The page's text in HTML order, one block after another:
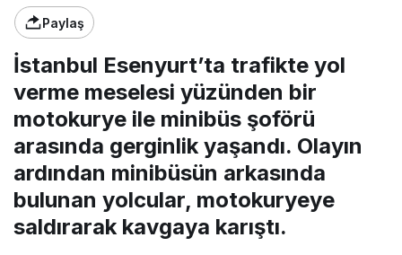
Paylaş
İstanbul Esenyurt’ta trafikte yol
verme meselesi yüzünden bir
motokurye ile minibüs şoförü
arasında gerginlik yaşandı. Olayın
ardından minibüsün arkasında
bulunan yolcular, motokuryeye
saldırarak kavgaya karıştı.